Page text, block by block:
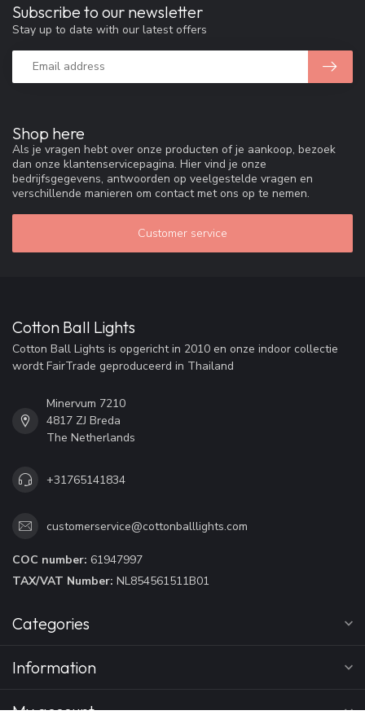
Shop here
Als je vragen hebt over onze producten of je aankoop, bezoek
dan onze klantenservicepagina. Hier vind je onze
bedrijfsgegevens, antwoorden op veelgestelde vragen en
verschillende manieren om contact met ons op te nemen.
Customer service
Subscribe to our newsletter
Stay up to date with our latest offers
Cotton Ball Lights
Cotton Ball Lights is opgericht in 2010 en onze indoor collectie
wordt FairTrade geproduceerd in Thailand
Minervum 7210
4817 ZJ Breda
The Netherlands
+31765141834
customerservice@cottonballlights.com
COC number: 61947997
TAX/VAT Number: NL854561511B01
Categories
Information
My account